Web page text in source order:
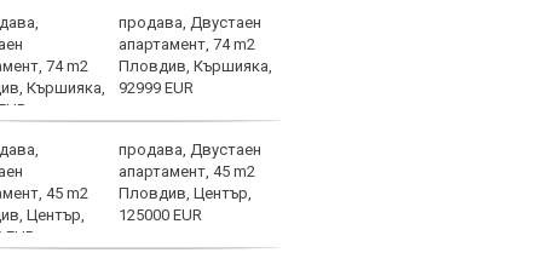
продава, Двустаен
апартамент, 74 m2
Пловдив, Кършияка,
92999 EUR
продава, Двустаен
апартамент, 45 m2
Пловдив, Център,
125000 EUR